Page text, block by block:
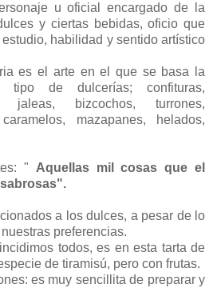
u oficial encargado de la
y ciertas bebidas, oficio que
habilidad y sentido artístico
es el arte en el que se basa la
tipo de dulcerías; confituras,
jaleas, bizcochos, turrones,
mazapanes, helados,
" Aquellas mil cosas que el
a los dulces, a pesar de lo
preferencias.
todos, es en esta tarta de
de tiramisú, pero con frutas.
es muy sencillita de preparar y